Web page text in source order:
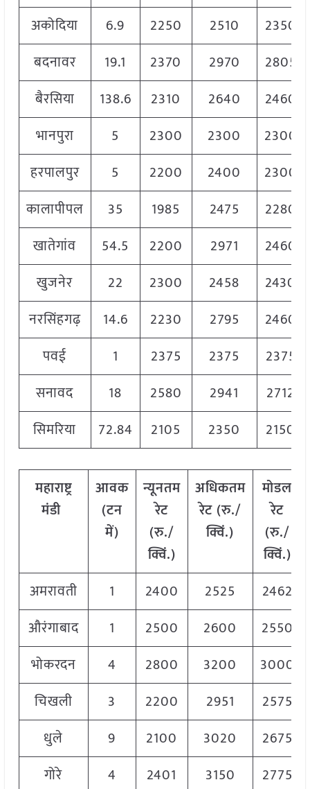
अकोदिया
6.9 2250 2510
2350
बदनावर
19.1 2370 2970
2805
बैरसिया
138.6 2310 2640
2460
भानपुरा
5 2300 2300
2300
हरपालपुर
5 2200 2400
2300
कालापीपल
35 1985 2475
2280
खातेगांव
54.5 2200 2971
2460
खुजनेर
22 2300 2458
2430
नरसिंहगढ़
14.6 2230 2795
2460
पवई
1 2375 2375
2375
सनावद
18 2580 2941
2712
सिमरिया
72.84 2105 2350 2150
महाराष्ट्र
मंडी
आवक
(टन
में)
न्यूनतम
रेट
(रु./
क्विं.)
अधिकतम
रेट (रु./
क्विं.)
मोडल
रेट
(रु./
क्विं.)
अमरावती
1 2400 2525
2462
औरंगाबाद
1 2500 2600
2550
भोकरदन
4 2800 3200
3000
चिखली
3 2200 2951
2575
धुले
9 2100 3020
2675
गोरे
4 2401 3150
2775